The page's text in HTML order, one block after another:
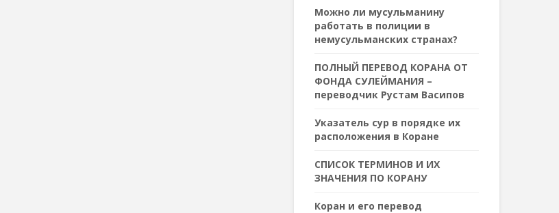
Можно ли мусульманину
работать в полиции в
немусульманских странах?
ПОЛНЫЙ ПЕРЕВОД КОРАНА ОТ
ФОНДА СУЛЕЙМАНИЯ –
переводчик Рустам Васипов
Указатель сур в порядке их
расположения в Коране
СПИСОК ТЕРМИНОВ И ИХ
ЗНАЧЕНИЯ ПО КОРАНУ
Коран и его перевод